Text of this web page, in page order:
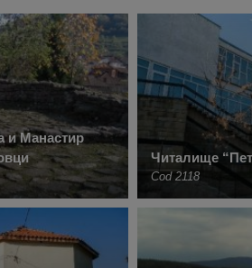
и Манастир
Читалище
Cod 2118